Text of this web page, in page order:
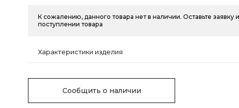
К сожалению, данного товара нет в наличии. Оставьте
поступлении товара
Характеристики изделия
Сообщить о наличии